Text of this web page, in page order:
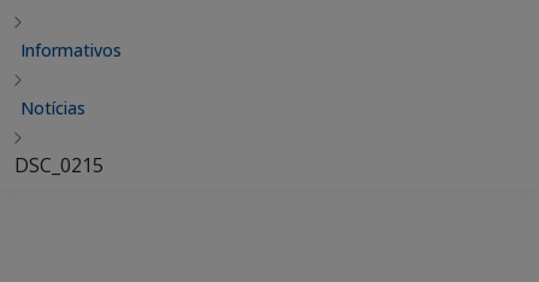
Informativos
Notícias
DSC_0215